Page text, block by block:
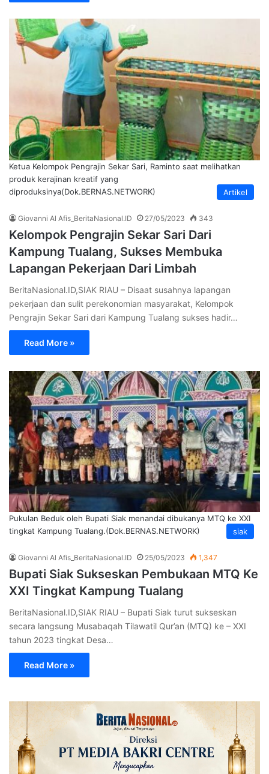
Artikel
Ketua Kelompok Pengrajin Sekar Sari, Raminto saat melihatkan
produk kerajinan kreatif yang
diproduksinya(Dok.BERNAS.NETWORK)
Giovanni Al Afis_BeritaNasional.ID 27/05/2023 343
Kelompok Pengrajin Sekar Sari Dari
Kampung Tualang, Sukses Membuka
Lapangan Pekerjaan Dari Limbah
BeritaNasional.ID,SIAK RIAU – Disaat susahnya lapangan
pekerjaan dan sulit perekonomian masyarakat, Kelompok
Pengrajin Sekar Sari dari Kampung Tualang sukses hadir…
Read More »
siak
Pukulan Beduk oleh Bupati Siak menandai dibukanya MTQ ke XXI
tingkat Kampung Tualang.(Dok.BERNAS.NETWORK)
Giovanni Al Afis_BeritaNasional.ID 25/05/2023 1,347
Bupati Siak Sukseskan Pembukaan MTQ Ke
XXI Tingkat Kampung Tualang
BeritaNasional.ID,SIAK RIAU – Bupati Siak turut sukseskan
secara langsung Musabaqah Tilawatil Qur’an (MTQ) ke – XXI
tahun 2023 tingkat Desa…
Read More »